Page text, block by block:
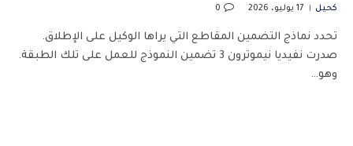
كحيل 17 يوليو، 2026 0
تحدد نماذج التضمين المقاطع التي يراها الوكيل على الإطلاق.
صدرت نفيديا نيموترون 3 تضمين النموذج للعمل على تلك الطبقة.
وهو…